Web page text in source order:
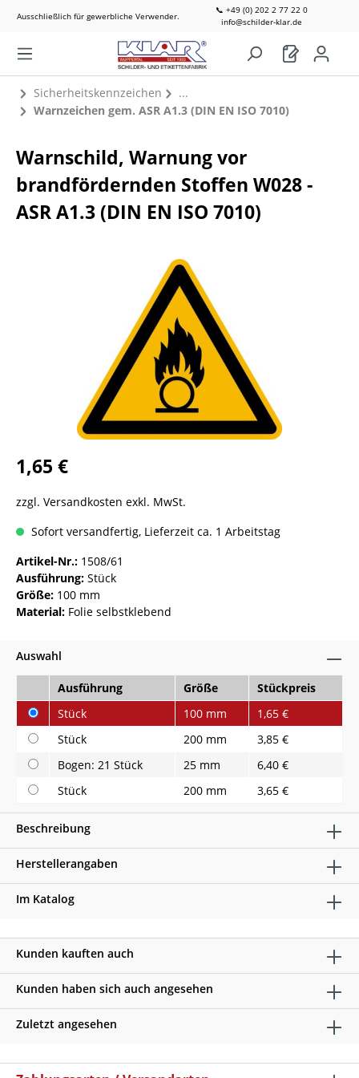
Ausschließlich für gewerbliche Verwender.
📞 +49 (0) 202 2 77 22 0
info@schilder-klar.de
Sicherheitskennzeichen
Warnzeichen gem. ASR A1.3 (DIN EN ISO 7010)
Warnschild, Warnung vor
brandfördernden Stoffen W028 -
ASR A1.3 (DIN EN ISO 7010)
1,65 €
zzgl. Versandkosten exkl. MwSt.
Sofort versandfertig, Lieferzeit ca. 1 Arbeitstag
Artikel-Nr.: 1508/61
Ausführung: Stück
Größe: 100 mm
Material: Folie selbstklebend
Auswahl
Ausführung Größe
Stückpreis
Stück
100 mm
1,65 €
Stück
200 mm
3,85 €
Bogen: 21 Stück
25 mm
6,40 €
Stück
200 mm 3,65 €
Beschreibung
Herstellerangaben
Im Katalog
Kunden kauften auch
Kunden haben sich auch angesehen
Zuletzt angesehen